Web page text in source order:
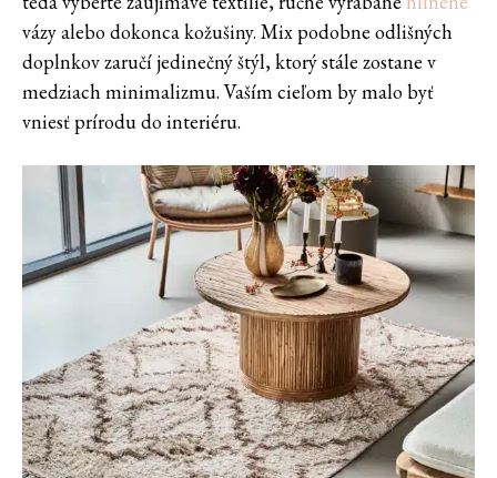
vázy alebo dokonca kožušiny. Mix podobne odlišných
doplnkov zaručí jedinečný štýl, ktorý stále zostane v
medziach minimalizmu. Vaším cieľom by malo byť
vniesť prírodu do interiéru.